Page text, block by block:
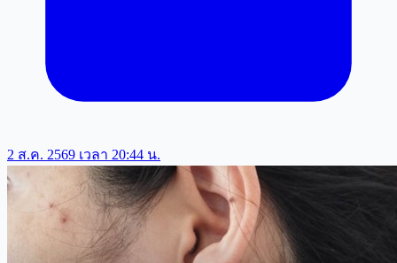
2 ส.ค. 2569 เวลา 20:44 น.